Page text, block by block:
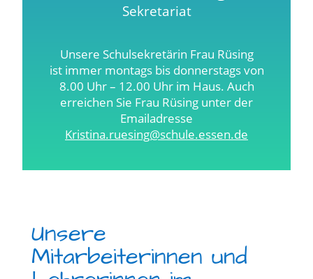
Sekretariat
Unsere Schulsekretärin Frau Rüsing
ist immer montags bis donnerstags von
8.00 Uhr – 12.00 Uhr im Haus. Auch
erreichen Sie Frau Rüsing unter der
Emailadresse
Kristina.ruesing@schule.essen.de
Unsere
Mitarbeiterinnen und